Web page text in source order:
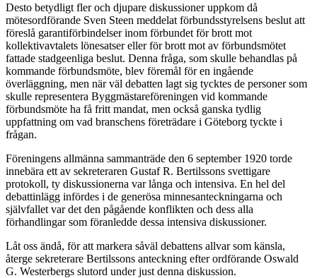
Desto betydligt fler och djupare diskussioner uppkom då
mötesordförande Sven Steen meddelat förbundsstyrelsens beslut att
föreslå garantiförbindelser inom förbundet för brott mot
kollektivavtalets lönesatser eller för brott mot av förbundsmötet
fattade stadgeenliga beslut. Denna fråga, som skulle behandlas på
kommande förbundsmöte, blev föremål för en ingående
överläggning, men när väl debatten lagt sig tycktes de personer som
skulle representera Byggmästareföreningen vid kommande
förbundsmöte ha få fritt mandat, men också ganska tydlig
uppfattning om vad branschens företrädare i Göteborg tyckte i
frågan.
Föreningens allmänna sammanträde den 6 september 1920 torde
innebära ett av sekreteraren Gustaf R. Bertilssons svettigare
protokoll, ty diskussionerna var långa och intensiva. En hel del
debattinlägg infördes i de generösa minnesanteckningarna och
självfallet var det den pågående konflikten och dess alla
förhandlingar som föranledde dessa intensiva diskussioner.
Låt oss ändå, för att markera såväl debattens allvar som känsla,
återge sekreterare Bertilssons anteckning efter ordförande Oswald
G. Westerbergs slutord under just denna diskussion.